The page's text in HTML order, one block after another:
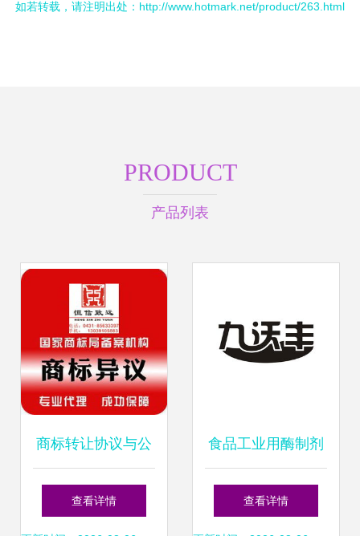
如若转载，请注明出处：http://www.hotmark.net/product/263.html
PRODUCT
产品列表
商标转让协议与公
证 保障权益，确保
查看详情
食品工业用酶制剂
商标转让指南 开启
查看详情